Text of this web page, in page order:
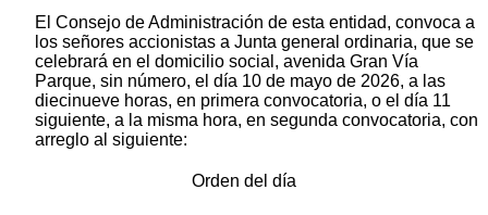
El Consejo de Administración de esta entidad, convoca a
los señores accionistas a Junta general ordinaria, que se
celebrará en el domicilio social, avenida Gran Vía
Parque, sin número, el día 10 de mayo de 2026, a las
diecinueve horas, en primera convocatoria, o el día 11
siguiente, a la misma hora, en segunda convocatoria, con
arreglo al siguiente:
Orden del día